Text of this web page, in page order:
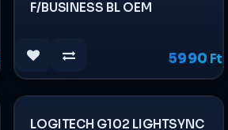
F/BUSINESS BL OEM
5990 Ft
LOGITECH G102 LIGHTSYNC